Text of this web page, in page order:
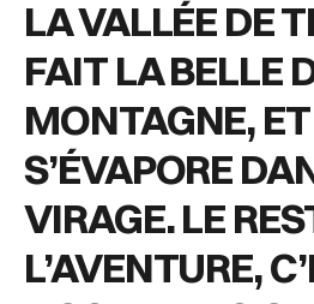
LA VALLÉE DE
FAITLA BELLE
MONTAGNE, ET
S’ÉVAPORE
VIRAGE. LE
L’AVENTURE,